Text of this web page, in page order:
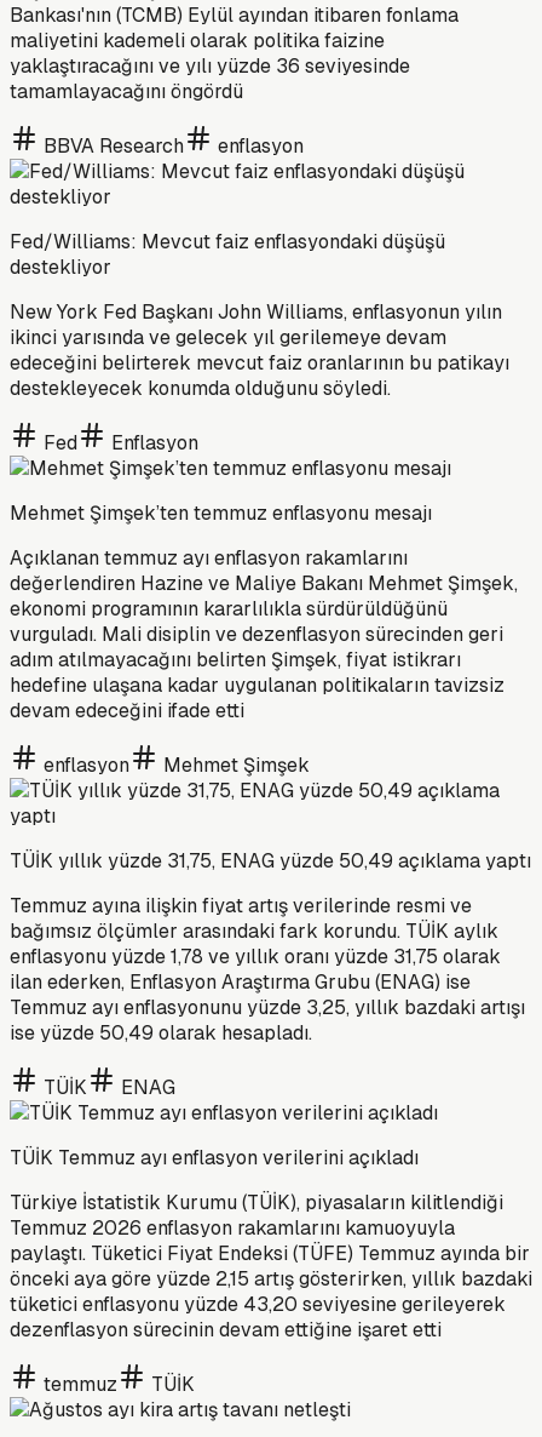
Bankası'nın (TCMB) Eylül ayından itibaren fonlama
maliyetini kademeli olarak politika faizine
yaklaştıracağını ve yılı yüzde 36 seviyesinde
tamamlayacağını öngördü
BBVA Research enflasyon
Fed/Williams: Mevcut faiz enflasyondaki düşüşü
destekliyor
New York Fed Başkanı John Williams, enflasyonun yılın
ikinci yarısında ve gelecek yıl gerilemeye devam
edeceğini belirterek mevcut faiz oranlarının bu patikayı
destekleyecek konumda olduğunu söyledi.
Fed Enflasyon
Mehmet Şimşek’ten temmuz enflasyonu mesajı
Açıklanan temmuz ayı enflasyon rakamlarını
değerlendiren Hazine ve Maliye Bakanı Mehmet Şimşek,
ekonomi programının kararlılıkla sürdürüldüğünü
vurguladı. Mali disiplin ve dezenflasyon sürecinden geri
adım atılmayacağını belirten Şimşek, fiyat istikrarı
hedefine ulaşana kadar uygulanan politikaların tavizsiz
devam edeceğini ifade etti
enflasyon Mehmet Şimşek
TÜİK yıllık yüzde 31,75, ENAG yüzde 50,49 açıklama yaptı
Temmuz ayına ilişkin fiyat artış verilerinde resmi ve
bağımsız ölçümler arasındaki fark korundu. TÜİK aylık
enflasyonu yüzde 1,78 ve yıllık oranı yüzde 31,75 olarak
ilan ederken, Enflasyon Araştırma Grubu (ENAG) ise
Temmuz ayı enflasyonunu yüzde 3,25, yıllık bazdaki artışı
ise yüzde 50,49 olarak hesapladı.
TÜİK ENAG
TÜİK Temmuz ayı enflasyon verilerini açıkladı
Türkiye İstatistik Kurumu (TÜİK), piyasaların kilitlendiği
Temmuz 2026 enflasyon rakamlarını kamuoyuyla
paylaştı. Tüketici Fiyat Endeksi (TÜFE) Temmuz ayında bir
önceki aya göre yüzde 2,15 artış gösterirken, yıllık bazdaki
tüketici enflasyonu yüzde 43,20 seviyesine gerileyerek
dezenflasyon sürecinin devam ettiğine işaret etti
temmuz TÜİK